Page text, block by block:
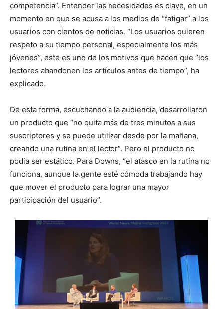
competencia”. Entender las necesidades es clave, en un
momento en que se acusa a los medios de “fatigar” a los
usuarios con cientos de noticias. “Los usuarios quieren
respeto a su tiempo personal, especialmente los más
jóvenes”, este es uno de los motivos que hacen que “los
lectores abandonen los artículos antes de tiempo”, ha
explicado.
De esta forma, escuchando a la audiencia, desarrollaron
un producto que “no quita más de tres minutos a sus
suscriptores y se puede utilizar desde por la mañana,
creando una rutina en el lector”. Pero el producto no
podía ser estático. Para Downs, “el atasco en la rutina no
funciona, aunque la gente esté cómoda trabajando hay
que mover el producto para lograr una mayor
participación del usuario”.